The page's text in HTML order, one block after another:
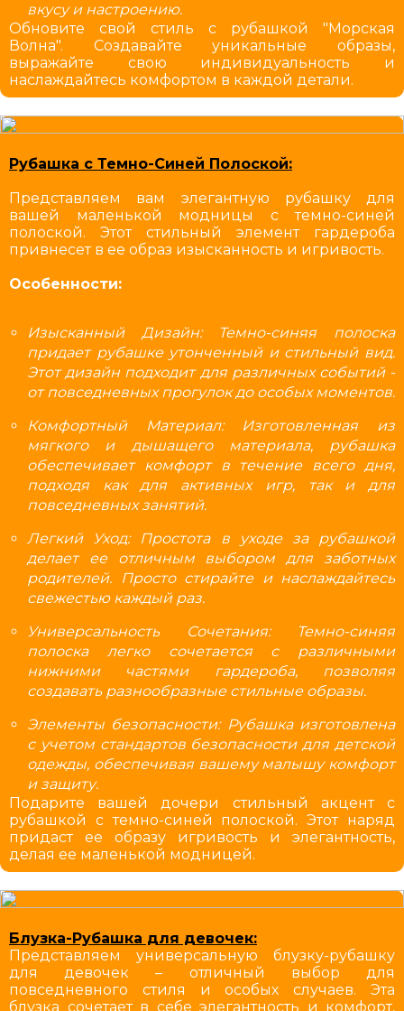
вкусу и настроению.
Обновите свой стиль с рубашкой "Морская
Волна". Создавайте уникальные образы,
выражайте свою индивидуальность и
наслаждайтесь комфортом в каждой детали.
Рубашка с Темно-Синей Полоской:
Представляем вам элегантную рубашку для
вашей маленькой модницы с темно-синей
полоской. Этот стильный элемент гардероба
привнесет в ее образ изысканность и игривость.
Особенности:
Изысканный Дизайн: Темно-синяя полоска
придает рубашке утонченный и стильный вид.
Этот дизайн подходит для различных событий -
от повседневных прогулок до особых моментов.
Комфортный Материал: Изготовленная из
мягкого и дышащего материала, рубашка
обеспечивает комфорт в течение всего дня,
подходя как для активных игр, так и для
повседневных занятий.
Легкий Уход: Простота в уходе за рубашкой
делает ее отличным выбором для заботных
родителей. Просто стирайте и наслаждайтесь
свежестью каждый раз.
Универсальность Сочетания: Темно-синяя
полоска легко сочетается с различными
нижними частями гардероба, позволяя
создавать разнообразные стильные образы.
Элементы безопасности: Рубашка изготовлена
с учетом стандартов безопасности для детской
одежды, обеспечивая вашему малышу комфорт
и защиту.
Подарите вашей дочери стильный акцент с
рубашкой с темно-синей полоской. Этот наряд
придаст ее образу игривость и элегантность,
делая ее маленькой модницей.
Блузка-Рубашка для девочек:
Представляем универсальную блузку-рубашку
для девочек – отличный выбор для
повседневного стиля и особых случаев. Эта
блузка сочетает в себе элегантность и комфорт,